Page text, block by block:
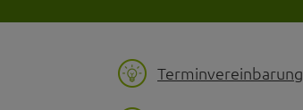
Terminvereinbarung